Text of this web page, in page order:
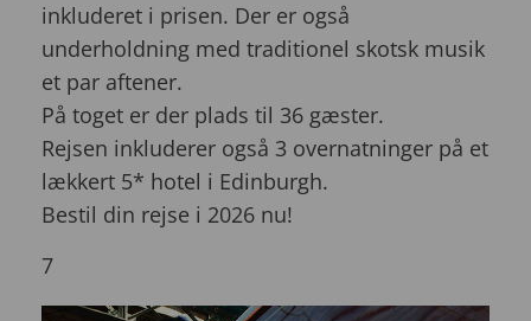
inkluderet i prisen. Der er også
underholdning med traditionel skotsk musik
et par aftener.
På toget er der plads til 36 gæster.
Rejsen inkluderer også 3 overnatninger på et
lækkert 5* hotel i Edinburgh.
Bestil din rejse i 2026 nu!
7